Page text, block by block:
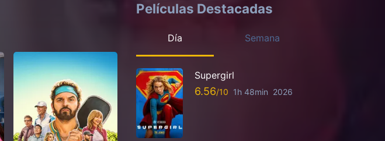
Películas Destacadas
Día Semana
Supergirl
6.56 1h 48min 2026